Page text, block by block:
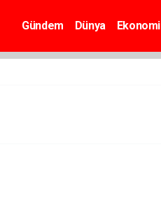
Gündem Dünya Ekonomi